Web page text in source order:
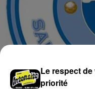
Le respect
priorité